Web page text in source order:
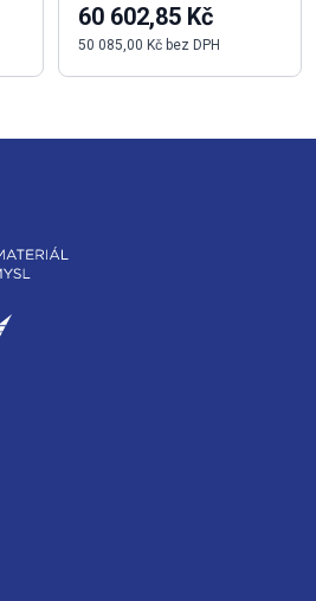
60 602,85 Kč
50 085,00 Kč bez DPH